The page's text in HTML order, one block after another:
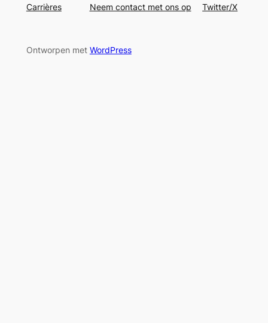
Carrières
Neem contact met ons op
Twitter/X
Ontworpen met WordPress